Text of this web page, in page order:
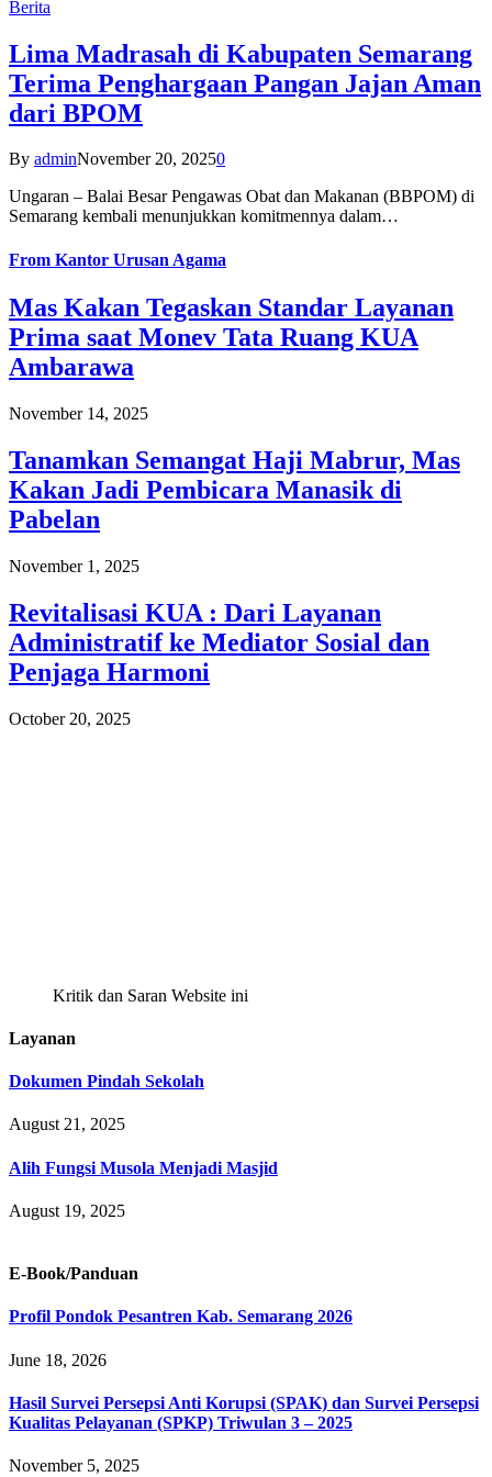
Berita
Lima Madrasah di Kabupaten Semarang
Terima Penghargaan Pangan Jajan Aman
dari BPOM
By adminNovember 20, 20250
Ungaran – Balai Besar Pengawas Obat dan Makanan (BBPOM) di
Semarang kembali menunjukkan komitmennya dalam…
From Kantor Urusan Agama
Mas Kakan Tegaskan Standar Layanan
Prima saat Monev Tata Ruang KUA
Ambarawa
November 14, 2025
Tanamkan Semangat Haji Mabrur, Mas
Kakan Jadi Pembicara Manasik di
Pabelan
November 1, 2025
Revitalisasi KUA : Dari Layanan
Administratif ke Mediator Sosial dan
Penjaga Harmoni
October 20, 2025
Kritik dan Saran Website ini
Layanan
Dokumen Pindah Sekolah
August 21, 2025
Alih Fungsi Musola Menjadi Masjid
August 19, 2025
E-Book/Panduan
Profil Pondok Pesantren Kab. Semarang 2026
June 18, 2026
Hasil Survei Persepsi Anti Korupsi (SPAK) dan Survei Persepsi
Kualitas Pelayanan (SPKP) Triwulan 3 – 2025
November 5, 2025